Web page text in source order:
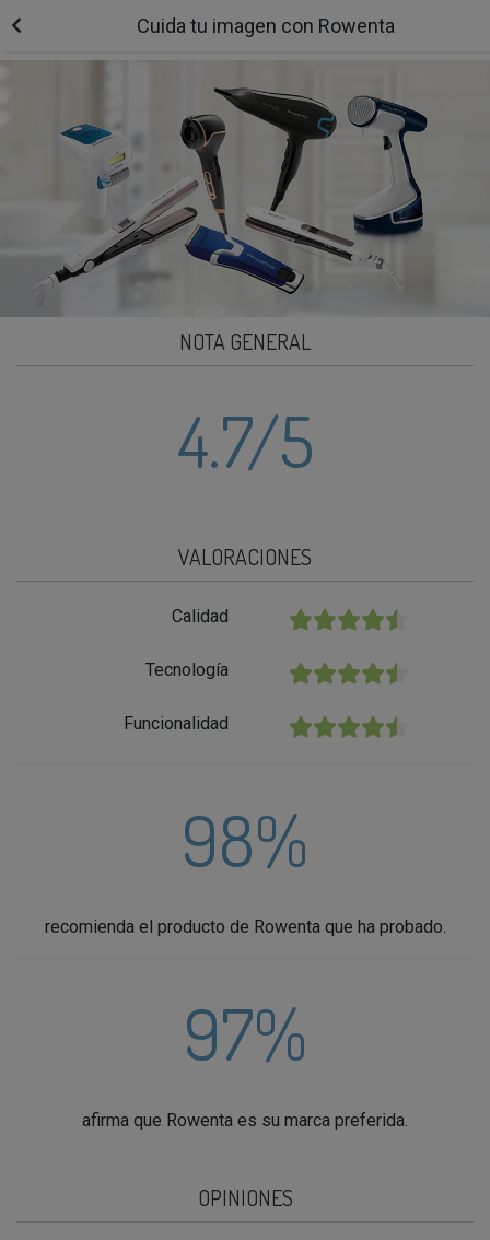
Cuida tu imagen con Rowenta
NOTA GENERAL
4.7/5
VALORACIONES
Calidad ★★★★★
Tecnología ★★★★★
Funcionalidad ★★★★★
98%
recomienda el producto de Rowenta que ha probado.
97%
afirma que Rowenta es su marca preferida.
OPINIONES